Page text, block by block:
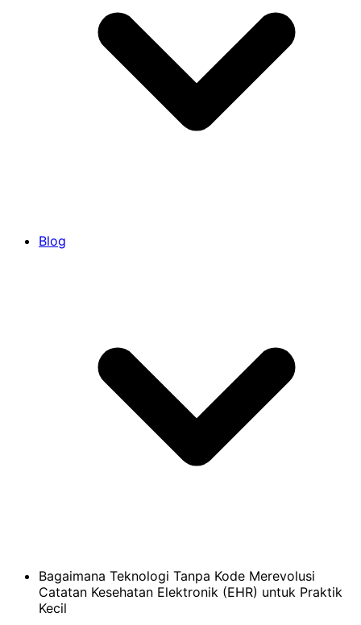
Blog
Bagaimana Teknologi Tanpa Kode Merevolusi
Catatan Kesehatan Elektronik (EHR) untuk Praktik
Kecil